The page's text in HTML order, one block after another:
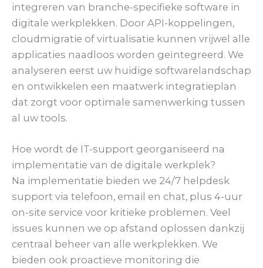
integreren van branche-specifieke software in
digitale werkplekken. Door API-koppelingen,
cloudmigratie of virtualisatie kunnen vrijwel alle
applicaties naadloos worden geïntegreerd. We
analyseren eerst uw huidige softwarelandschap
en ontwikkelen een maatwerk integratieplan
dat zorgt voor optimale samenwerking tussen
al uw tools.
Hoe wordt de IT-support georganiseerd na
implementatie van de digitale werkplek?
Na implementatie bieden we 24/7 helpdesk
support via telefoon, email en chat, plus 4-uur
on-site service voor kritieke problemen. Veel
issues kunnen we op afstand oplossen dankzij
centraal beheer van alle werkplekken. We
bieden ook proactieve monitoring die